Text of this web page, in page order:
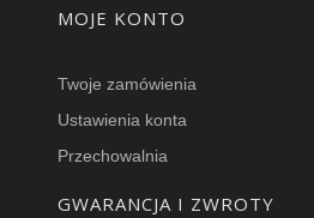
MOJE KONTO
Twoje zamówienia
Ustawienia konta
Przechowalnia
GWARANCJA I ZWROTY